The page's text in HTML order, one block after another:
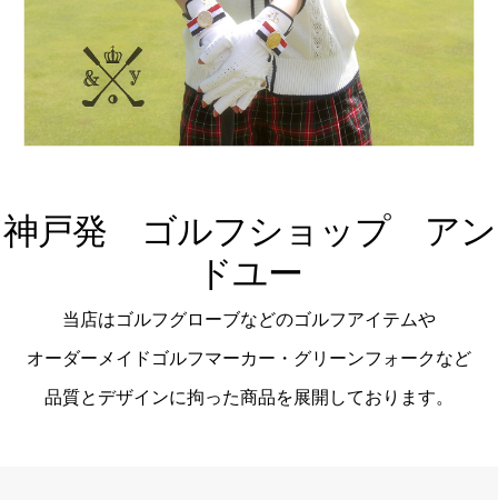
神戸発 ゴルフショップ アン
ドユー
当店はゴルフグローブなどのゴルフアイテムや
オーダーメイドゴルフマーカー・グリーンフォークなど
品質とデザインに拘った商品を展開しております。